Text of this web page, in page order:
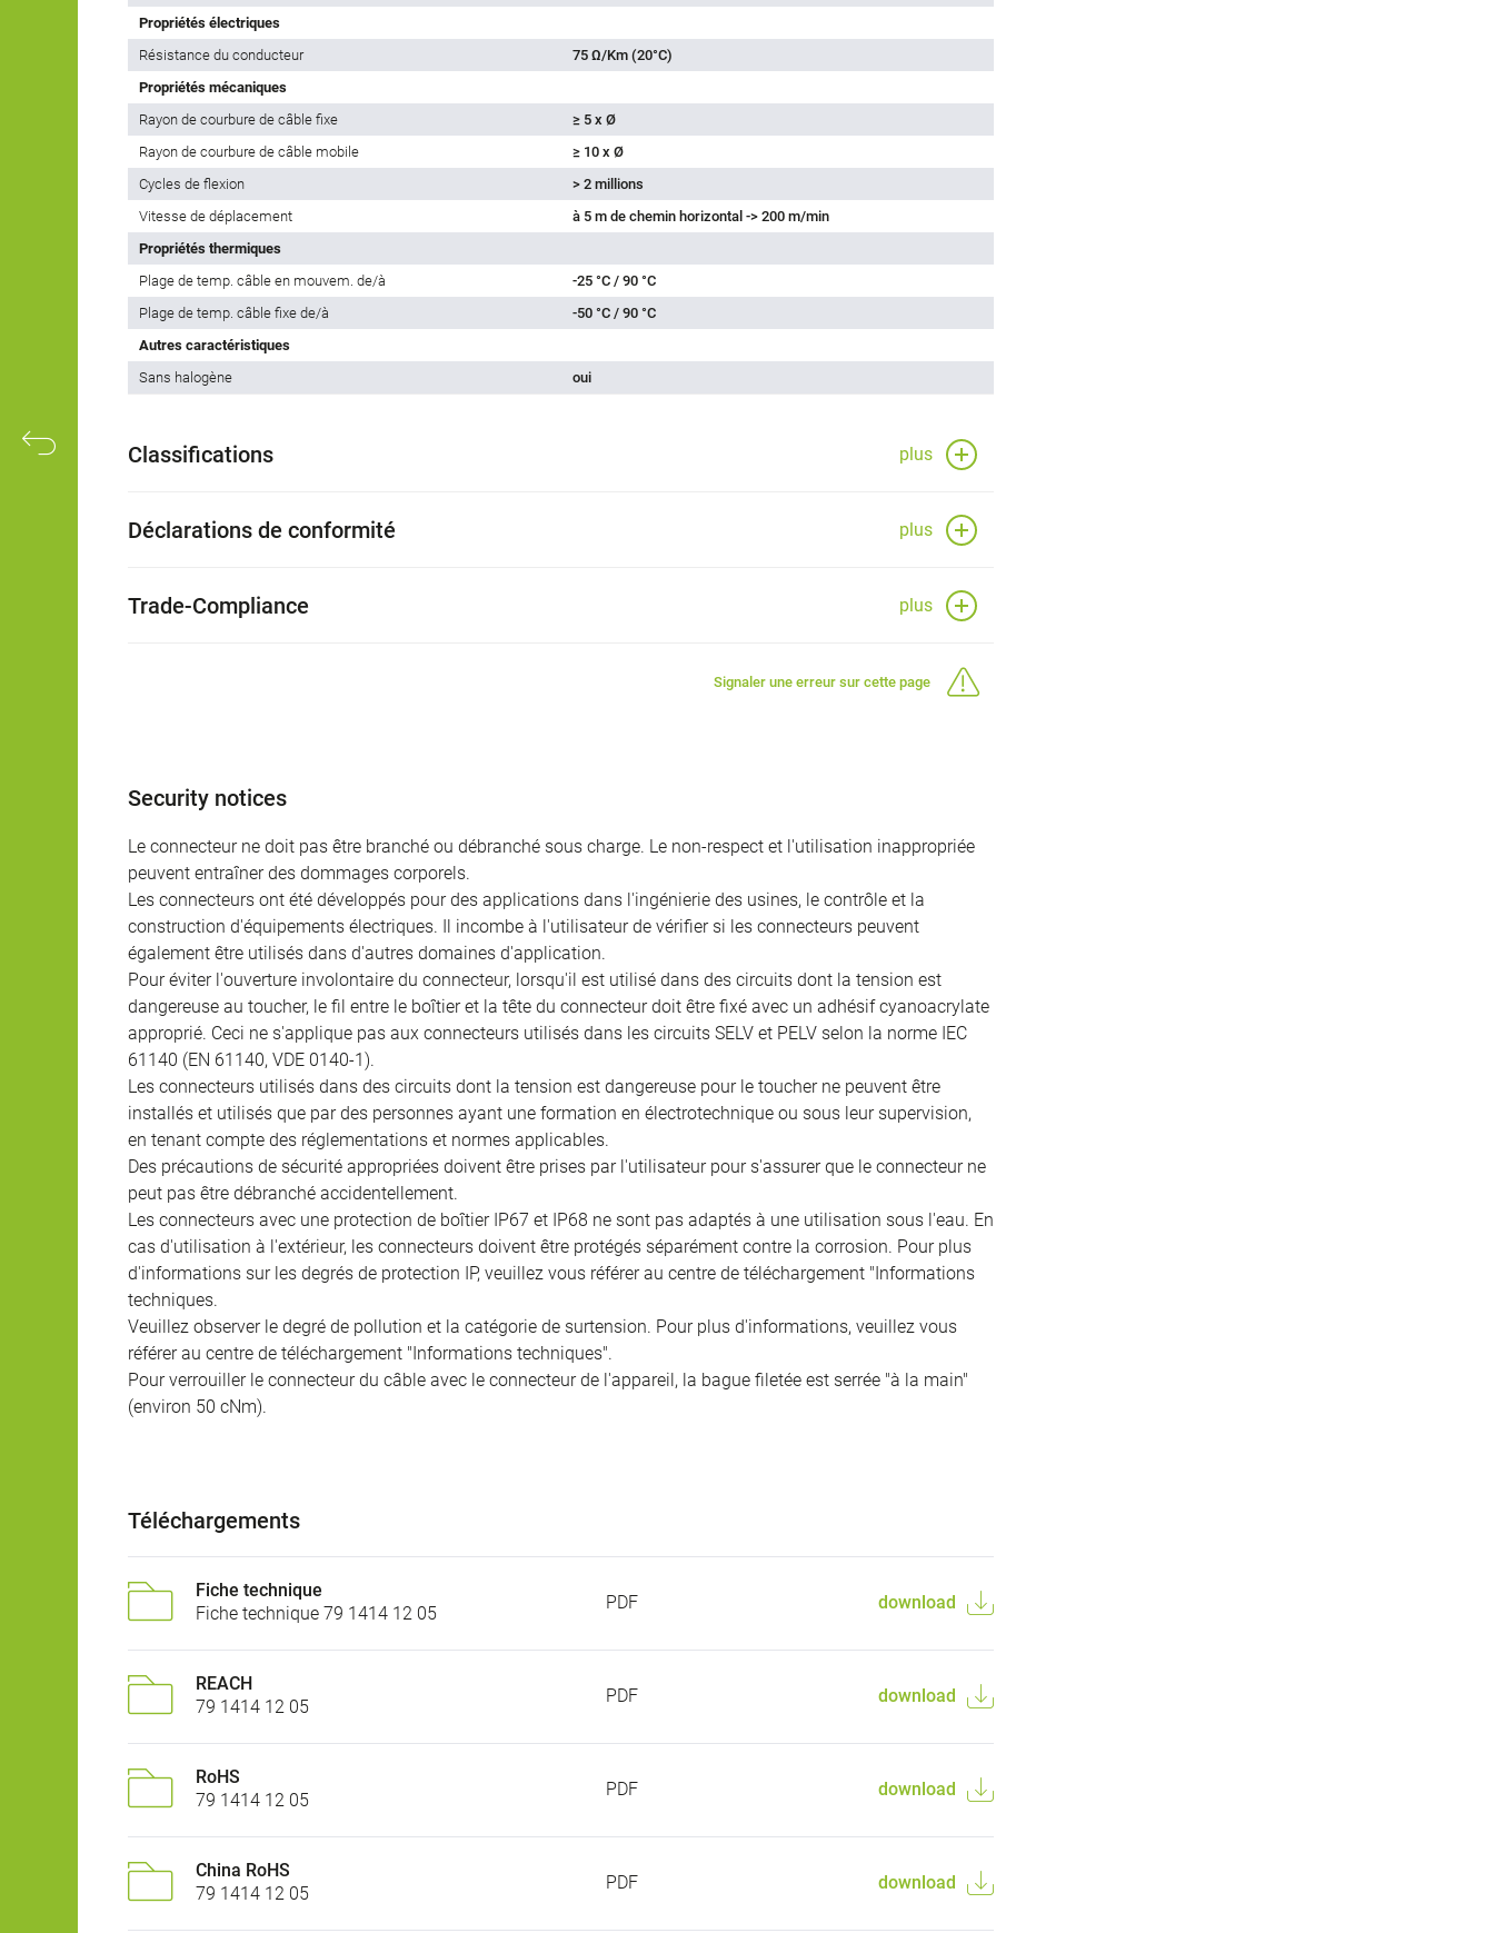
Propriétés électriques
Résistance du conducteur
75 Ω/Km (20°C)
Propriétés mécaniques
Rayon de courbure de câble fixe
≥ 5 x Ø
Rayon de courbure de câble mobile
≥ 10 x Ø
Cycles de flexion
> 2 millions
Vitesse de déplacement
à 5 m de chemin horizontal -> 200 m/min
Propriétés thermiques
Plage de temp. câble en mouvem. de/à
-25 °C / 90 °C
Plage de temp. câble fixe de/à
-50 °C / 90 °C
Autres caractéristiques
Sans halogène
oui
Classifications plus
Déclarations de conformité plus
Trade-Compliance plus
Signaler une erreur sur cette page
Security notices
Le connecteur ne doit pas être branché ou débranché sous charge. Le non-respect et l'utilisation inappropriée
peuvent entraîner des dommages corporels.
Les connecteurs ont été développés pour des applications dans l'ingénierie des usines, le contrôle et la
construction d'équipements électriques. Il incombe à l'utilisateur de vérifier si les connecteurs peuvent
également être utilisés dans d'autres domaines d'application.
Pour éviter l'ouverture involontaire du connecteur, lorsqu'il est utilisé dans des circuits dont la tension est
dangereuse au toucher, le fil entre le boîtier et la tête du connecteur doit être fixé avec un adhésif cyanoacrylate
approprié. Ceci ne s'applique pas aux connecteurs utilisés dans les circuits SELV et PELV selon la norme IEC
61140 (EN 61140, VDE 0140-1).
Les connecteurs utilisés dans des circuits dont la tension est dangereuse pour le toucher ne peuvent être
installés et utilisés que par des personnes ayant une formation en électrotechnique ou sous leur supervision,
en tenant compte des réglementations et normes applicables.
Des précautions de sécurité appropriées doivent être prises par l'utilisateur pour s'assurer que le connecteur ne
peut pas être débranché accidentellement.
Les connecteurs avec une protection de boîtier IP67 et IP68 ne sont pas adaptés à une utilisation sous l'eau. En
cas d'utilisation à l'extérieur, les connecteurs doivent être protégés séparément contre la corrosion. Pour plus
d'informations sur les degrés de protection IP, veuillez vous référer au centre de téléchargement "Informations
techniques.
Veuillez observer le degré de pollution et la catégorie de surtension. Pour plus d'informations, veuillez vous
référer au centre de téléchargement "Informations techniques".
Pour verrouiller le connecteur du câble avec le connecteur de l'appareil, la bague filetée est serrée "à la main"
(environ 50 cNm).
Téléchargements
Fiche technique
Fiche technique 79 1414 12 05
PDF download
REACH
79 1414 12 05
PDF download
RoHS
79 1414 12 05
PDF download
China RoHS
79 1414 12 05
PDF download